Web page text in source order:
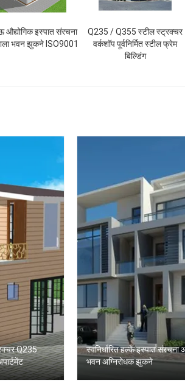
औद्योगिक इस्पात संरचना
भवन झुकने ISO9001
Q235 / Q355 स्टील स्ट्रक्चर
वर्कशॉप पूर्वनिर्मित स्टील फ्रेम
बिल्डिंग
Q235
स्वनिर्धारित हल्के इस्पात संरचना
भवन अग्निरोधक झुकने